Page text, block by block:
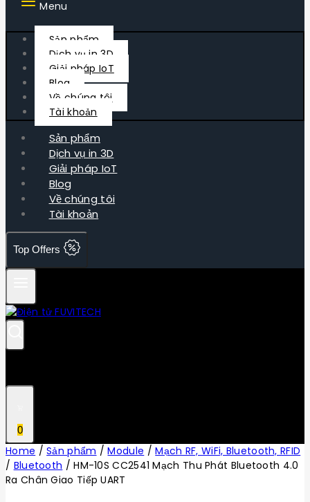
Menu
Sản phẩm
Dịch vụ in 3D
Giải pháp IoT
Blog
Về chúng tôi
Tài khoản
Sản phẩm
Dịch vụ in 3D
Giải pháp IoT
Blog
Về chúng tôi
Tài khoản
Top Offers
0
Home / Sản phẩm / Module / Mạch RF, WiFi, Bluetooth, RFID
/ Bluetooth / HM-10S CC2541 Mạch Thu Phát Bluetooth 4.0
Ra Chân Giao Tiếp UART